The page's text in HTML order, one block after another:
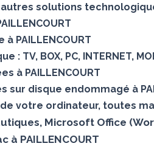
solutions
PAILLENCOURT
TV, BOX, PC, INTERNET,
à PAILLENCOURT
disque endommagé à
votre ordinateur, toutes
Microsoft Office
à PAILLENCOURT